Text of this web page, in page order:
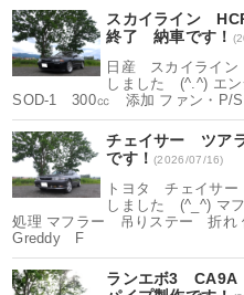
スカイライン
終了 納車です！
日産 スカイライ
しました (^.^) エ
SOD-1 300㏄ 添加 ファン・
チェイサー ツ
です！(2026/07/16)
トヨタ チェイサ
しました (^_^) マ
処理 マフラー 吊りステー 折れ
Greddy F
ランエボ3 CA9A